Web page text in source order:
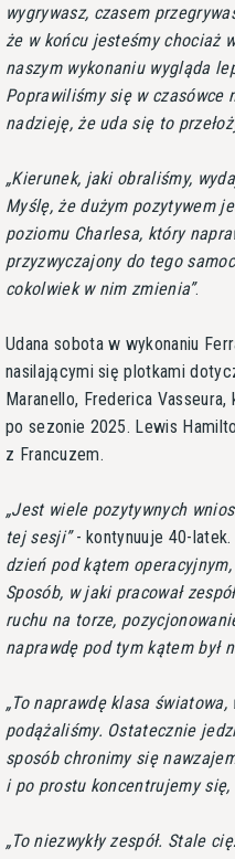
wygrywasz, czasem
że w końcu jesteśmy chociaż
naszym wykonaniu wygląda
Poprawiliśmy się w czasówce
nadzieję, że uda się to
Kierunek, jaki obraliśmy,
Myślę, że dużym pozytywem
poziomu Charlesa, który
przyzwyczajony do tego
cokolwiek w nim zmienia .
Udana sobota w wykonaniu
nasilającymi się plotkami
Maranello, Frederica
po sezonie 2025. Lewis
z Francuzem.
Jest wiele pozytywnych
tej sesji - kontynuuje 40-latek.
dzień pod kątem
Sposób, w jaki pracował
ruchu na torze,
naprawdę pod tym kątem był
To naprawdę klasa światowa,
podążaliśmy. Ostatecznie
sposób chronimy się
i po prostu koncentrujemy się,
To niezwykły zespół. Stale